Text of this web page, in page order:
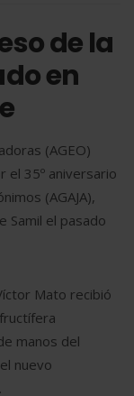
de la
en
(AGEO)
el 35º aniversario
(AGAJA),
Samil el pasado
Mato recibió
manos del
nuevo